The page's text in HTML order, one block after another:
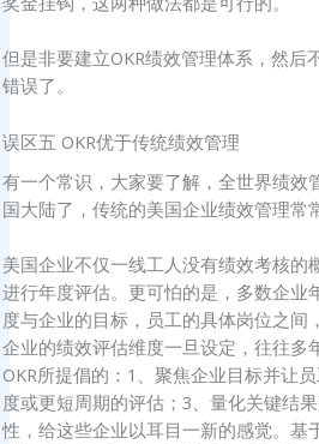
但是非要建立OKR绩效管理体系，然后
错误了。
误区五 OKR优于传统绩效管理
有一个常识，大家要了解，全世界绩效
国大陆了，传统的美国企业绩效管理常
美国企业不仅一线工人没有绩效考核的
进行年度评估。更可怕的是，多数企业
度与企业的目标，员工的具体岗位之间
企业的绩效评估维度一旦设定，往往多
OKR所提倡的：1、聚焦企业目标并让
度或更短周期的评估；3、量化关键结
性，给这些企业以耳目一新的感觉。基